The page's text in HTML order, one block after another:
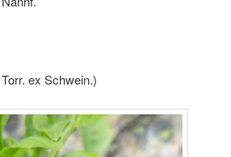
Torr. ex Schwein.)